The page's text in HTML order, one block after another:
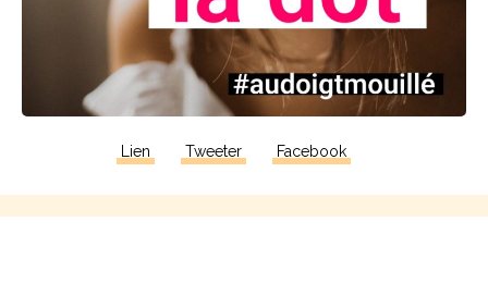
Lien Tweeter Facebook